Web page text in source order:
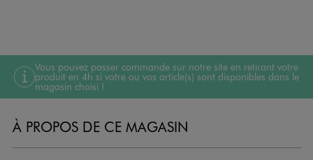
Vous pouvez passer commande sur notre site en retirant votre
produit en 4h si votre ou vos article(s) sont disponibles dans le
magasin choisi !
À PROPOS DE CE MAGASIN